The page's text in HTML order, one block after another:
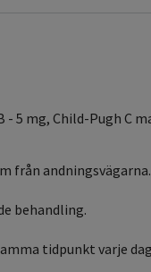
5 mg, Child-Pugh C
från andningsvägarna.
behandling.
tidpunkt varje dag